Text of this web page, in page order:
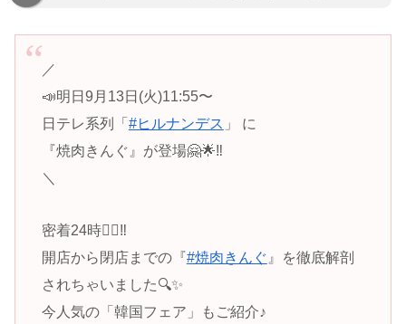
／
📣明日9月13日(火)11:55〜
日テレ系列「 #ヒルナンデス 」 に
『焼肉きんぐ』が登場🤗🌟‼️
＼
密着24時🕵️‍♂️‼️
開店から閉店までの『 #焼肉きんぐ』を徹底解剖
されちゃいました🔍✨
今人気の「韓国フェア」もご紹介♪